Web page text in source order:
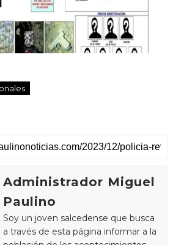
Administrador Miguel
Paulino
Soy un joven salcedense que busca
a través de esta página informar a la